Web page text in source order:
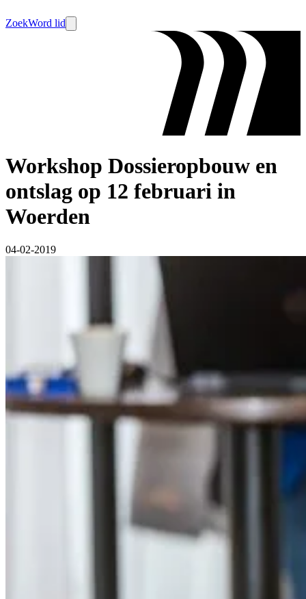
ZoekWord lid
Workshop Dossieropbouw en
ontslag op 12 februari in
Woerden
04-02-2019